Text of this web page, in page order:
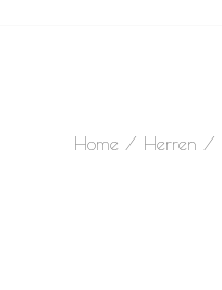
Home / Herren /